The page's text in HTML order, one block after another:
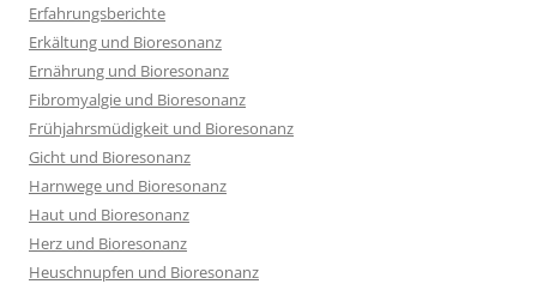
Erfahrungsberichte
Erkältung und Bioresonanz
Ernährung und Bioresonanz
Fibromyalgie und Bioresonanz
Frühjahrsmüdigkeit und Bioresonanz
Gicht und Bioresonanz
Harnwege und Bioresonanz
Haut und Bioresonanz
Herz und Bioresonanz
Heuschnupfen und Bioresonanz